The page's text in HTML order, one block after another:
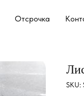
Отсрочка
SKU: